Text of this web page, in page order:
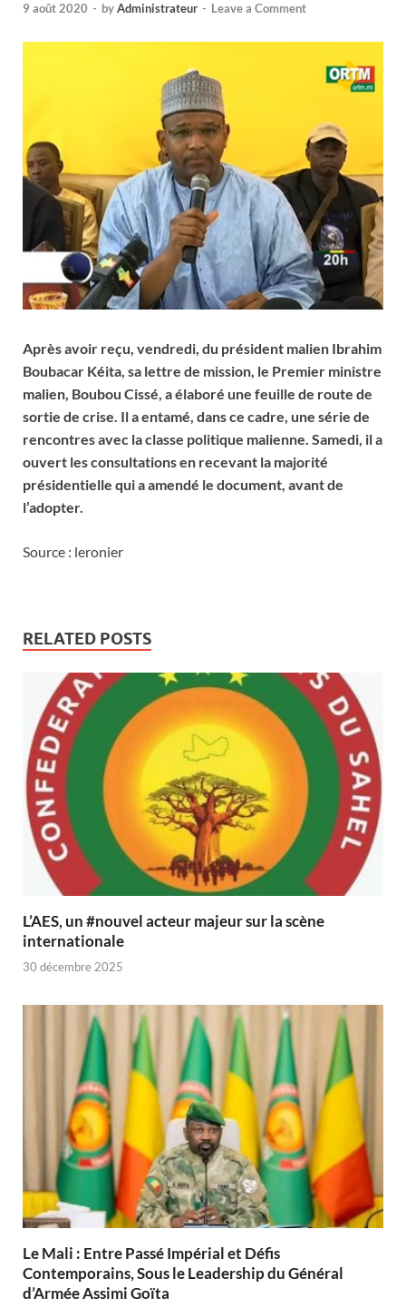
9 août 2020 - byAdministrateur - Leave a Comment
Après avoir reçu, vendredi, du président malien Ibrahim
Boubacar Kéita, sa lettre de mission, le Premier ministre
malien, Boubou Cissé, a élaboré une feuille de route de
sortie de crise. Il a entamé, dans ce cadre, une série de
rencontres avec la classe politique malienne. Samedi, il a
ouvert les consultations en recevant la majorité
présidentielle qui a amendé le document, avant de
l’adopter.
Source : leronier
RELATED POSTS
L’AES, un #nouvel acteur majeur sur la scène
internationale
30 décembre 2025
Le Mali : Entre Passé Impérial et Défis
Contemporains, Sous le Leadership du Général
d’Armée Assimi Goïta